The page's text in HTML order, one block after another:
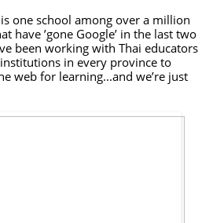
one school among over a million
have ’gone Google’ in the last two
been working with Thai educators
in every province to
web for learning...and we’re just